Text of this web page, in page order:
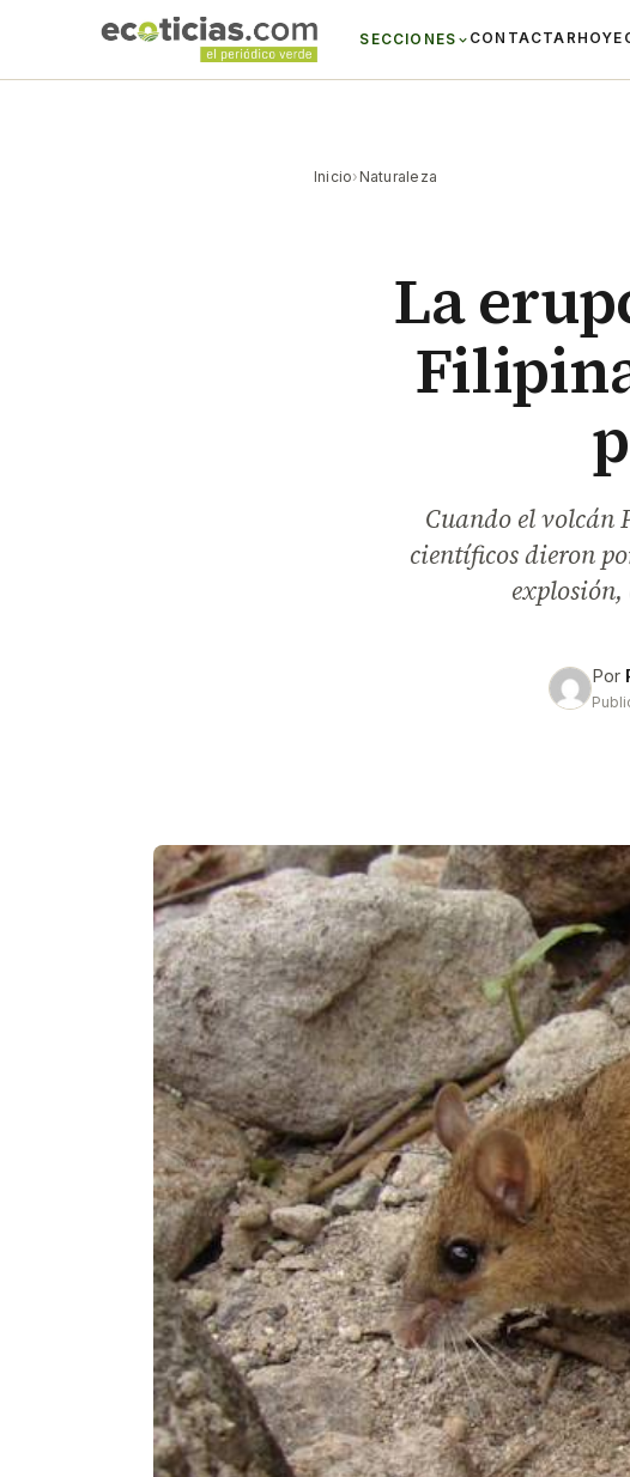
SECCIONES CONTACTAR
Inicio› Naturaleza
La
Cuando el volcán
científicos dieron
explosión,
Por